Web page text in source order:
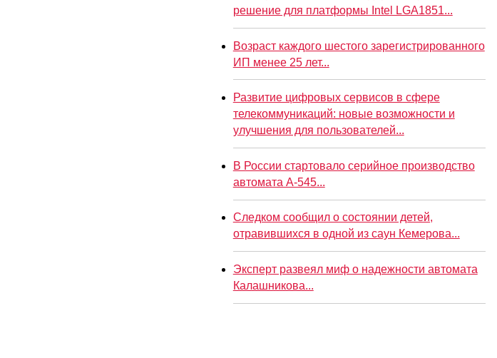
решение для платформы Intel LGA1851...
Возраст каждого шестого зарегистрированного
ИП менее 25 лет...
Развитие цифровых сервисов в сфере
телекоммуникаций: новые возможности и
улучшения для пользователей...
В России стартовало серийное производство
автомата А-545...
Следком сообщил о состоянии детей,
отравившихся в одной из саун Кемерова...
Эксперт развеял миф о надежности автомата
Калашникова...